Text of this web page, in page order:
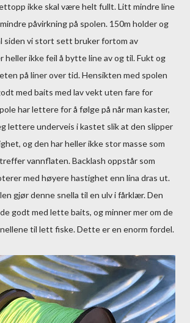
ikke skal være helt fullt. Litt mindre line
påvirkning på spolen. 150m holder og
siden vi stort sett bruker fortom av
heller ikke feil å bytte line av og til. Fukt og
på liner over tid. Hensikten med spolen
med baits med lav vekt uten fare for
har lettere for å følge på når man kaster,
lettere underveis i kastet slik at den slipper
og den har heller ikke stor masse som
vannflaten. Backlash oppstår som
med høyere hastighet enn lina dras ut.
gjør denne snella til en ulv i fårklær. Den
godt med lette baits, og minner mer om de
til lett fiske. Dette er en enorm fordel.